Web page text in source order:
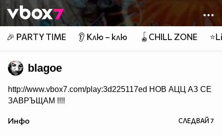
👾
🎉 PARTY TIME 👂 Клю – клю 🪀CHILL ZONE
blagoe
http://www.vbox7.com/play:3d225117ed НОВ АЦЦ АЗ СЕ
ЗАВРЪЩАМ !!!!
Инфо СЛЕДВАЙ7